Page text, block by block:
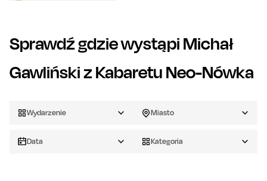
Sprawdź gdzie wystąpi Michał
Gawliński z Kabaretu Neo-Nówka
Wydarzenie Miasto
Data Kategoria